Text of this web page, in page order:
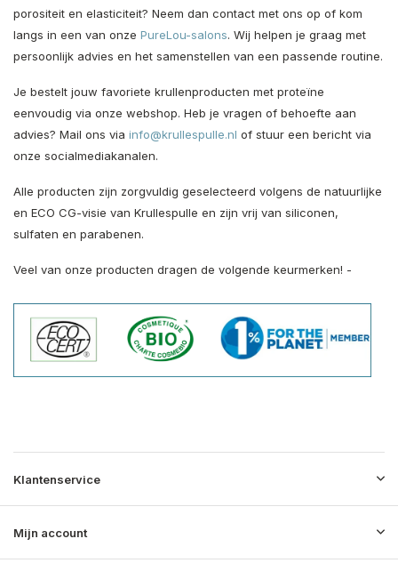
porositeit en elasticiteit? Neem dan contact met ons op of kom
langs in een van onze PureLou-salons. Wij helpen je graag met
persoonlijk advies en het samenstellen van een passende routine.
Je bestelt jouw favoriete krullenproducten met proteïne
eenvoudig via onze webshop. Heb je vragen of behoefte aan
advies? Mail ons via info@krullespulle.nl of stuur een bericht via
onze socialmediakanalen.
Alle producten zijn zorgvuldig geselecteerd volgens de natuurlijke
en ECO CG-visie van Krullespulle en zijn vrij van siliconen,
sulfaten en parabenen.
Veel van onze producten dragen de volgende keurmerken! -
Klantenservice
Mijn account